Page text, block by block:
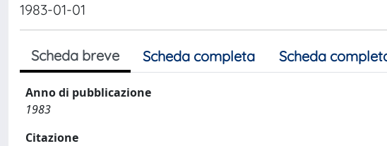
1983-01-01
Scheda breve Scheda completa Scheda
Anno di pubblicazione
1983
Citazione